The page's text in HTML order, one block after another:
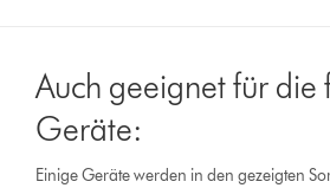
Auch geeignet für die
Geräte:
Einige Geräte werden in den gezeigten